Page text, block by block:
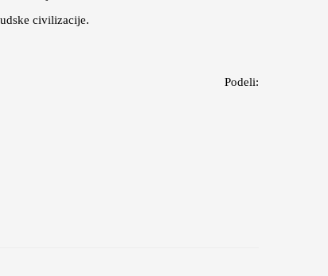
civilizacije.
Podeli: